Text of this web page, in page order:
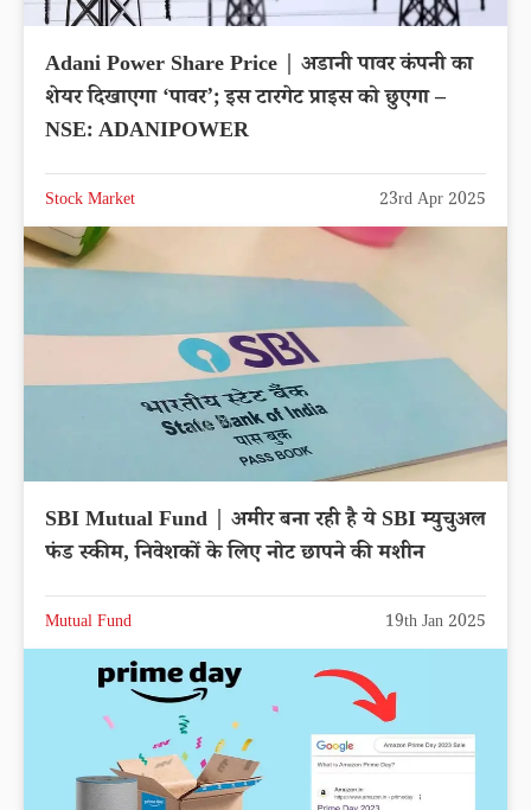
Adani Power Share Price | अडानी पावर कंपनी का
शेयर दिखाएगा ‘पावर’; इस टारगेट प्राइस को छुएगा –
NSE: ADANIPOWER
Stock Market 23rd Apr 2025
SBI Mutual Fund | अमीर बना रही है ये SBI म्युचुअल
फंड स्कीम, निवेशकों के लिए नोट छापने की मशीन
Mutual Fund 19th Jan 2025